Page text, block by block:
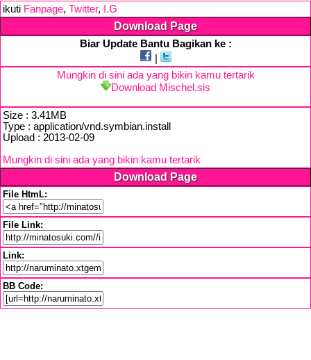
ikuti Fanpage, Twitter, I.G
Download Page
Biar Update Bantu Bagikan ke :
Mungkin di sini ada yang bikin kamu tertarik
Download Mischel.sis
Size : 3.41MB
Type : application/vnd.symbian.install
Upload : 2013-02-09
Mungkin di sini ada yang bikin kamu tertarik
Download Page
File HtmL:
File Link:
Link:
BB Code: